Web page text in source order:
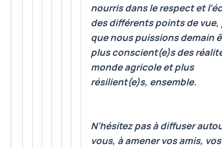
nourris dans le respect et
des différents points de vue,
que nous puissions demain
plusconscient(e)s des
monde agricoleet plus
résilient(e)s, ensemble.
N’hésitez pas à diffuser
vous, à amener vos amis, vos